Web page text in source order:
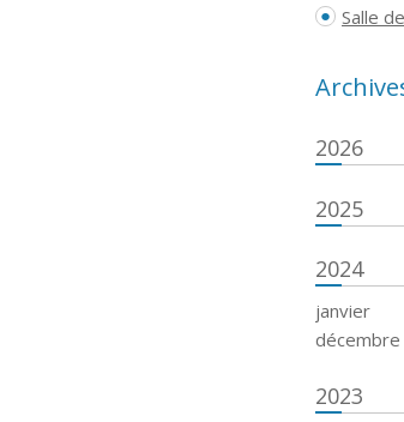
Salle
2026
2025
2024
janvier
décembre
2023